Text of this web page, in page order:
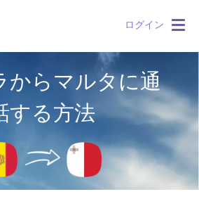
ログイン
からマルタに通
する方法